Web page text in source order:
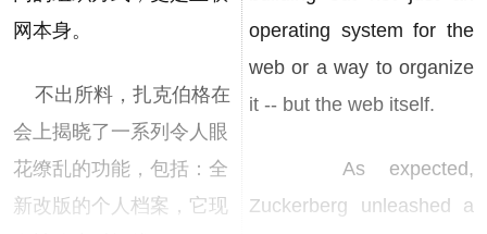
网本身。
不出所料，扎克伯格在
会上揭晓了一系列令人眼
花缭乱的功能，包括：全
新改版的个人档案，它现
operating system for the
web or a way to organize
it -- but the web itself.
As expected,
Zuckerberg unleashed a